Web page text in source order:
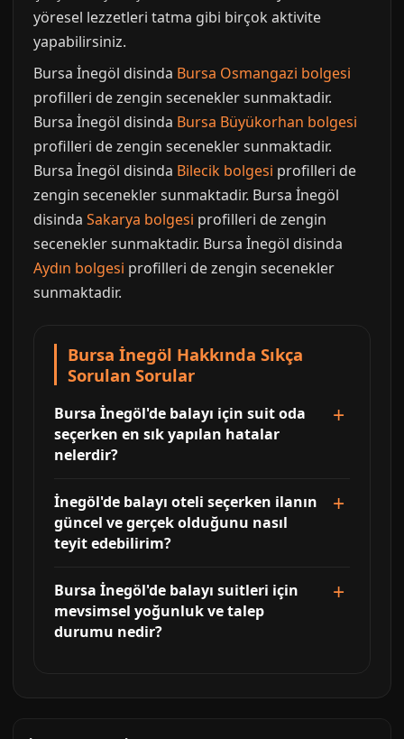
yöresel lezzetleri tatma gibi birçok aktivite
yapabilirsiniz.
Bursa İnegöl disinda Bursa Osmangazi bolgesi
profilleri de zengin secenekler sunmaktadir.
Bursa İnegöl disinda Bursa Büyükorhan bolgesi
profilleri de zengin secenekler sunmaktadir.
Bursa İnegöl disinda Bilecik bolgesi profilleri de
zengin secenekler sunmaktadir. Bursa İnegöl
disinda Sakarya bolgesi profilleri de zengin
secenekler sunmaktadir. Bursa İnegöl disinda
Aydın bolgesi profilleri de zengin secenekler
sunmaktadir.
Bursa İnegöl Hakkında Sıkça
Sorulan Sorular
Bursa İnegöl'de balayı için suit oda
seçerken en sık yapılan hatalar
nelerdir?
İnegöl'de balayı oteli seçerken ilanın
güncel ve gerçek olduğunu nasıl
teyit edebilirim?
Bursa İnegöl'de balayı suitleri için
mevsimsel yoğunluk ve talep
durumu nedir?